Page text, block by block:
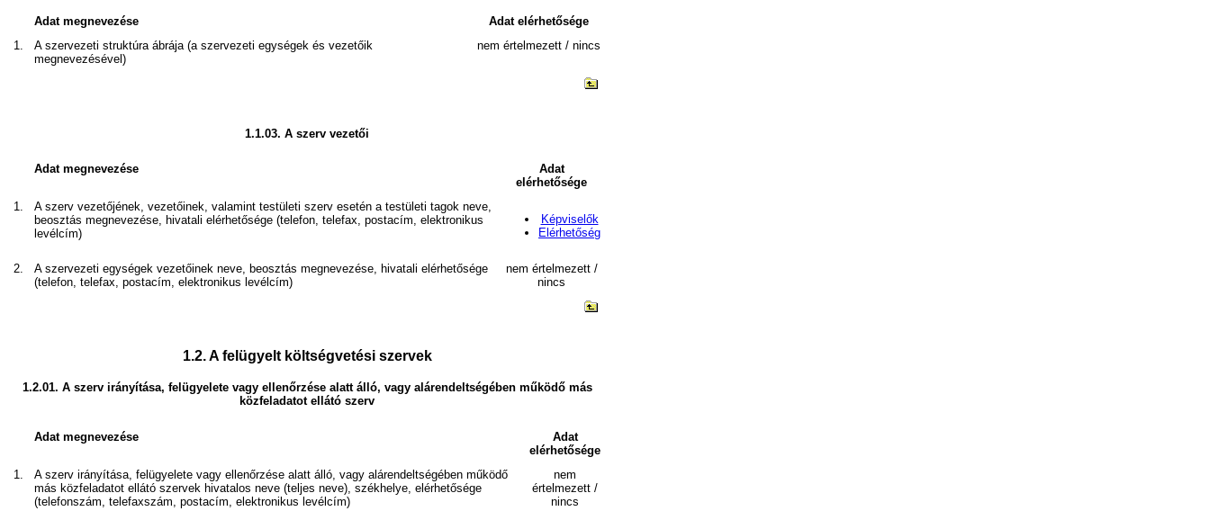
Adat megnevezése
Adat elérhetősége
1.
A szervezeti struktúra ábrája (a szervezeti egységek és vezetőik
megnevezésével)
nem értelmezett / nincs
1.1.03. A szerv vezetői
Adat megnevezése
Adat
elérhetősége
1.
A szerv vezetőjének, vezetőinek, valamint testületi szerv esetén a testületi tagok neve,
beosztás megnevezése, hivatali elérhetősége (telefon, telefax, postacím, elektronikus
levélcím)
Képviselők
Elérhetőség
2.
A szervezeti egységek vezetőinek neve, beosztás megnevezése, hivatali elérhetősége
(telefon, telefax, postacím, elektronikus levélcím)
nem értelmezett /
nincs
1.2.A felügyelt költségvetési szervek
1.2.01. A szerv irányítása, felügyelete vagy ellenőrzése alatt álló, vagy alárendeltségében működő más
közfeladatot ellátó szerv
Adat megnevezése
Adat
elérhetősége
1.
A szerv irányítása, felügyelete vagy ellenőrzése alatt álló, vagy alárendeltségében működő
más közfeladatot ellátó szervek hivatalos neve (teljes neve), székhelye, elérhetősége
(telefonszám, telefaxszám, postacím, elektronikus levélcím)
nem
értelmezett /
nincs